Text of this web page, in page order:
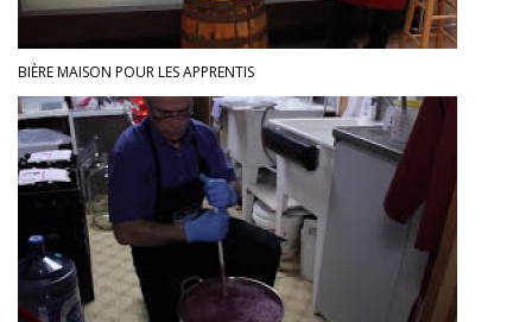
BIÈRE MAISON POUR LES APPRENTIS